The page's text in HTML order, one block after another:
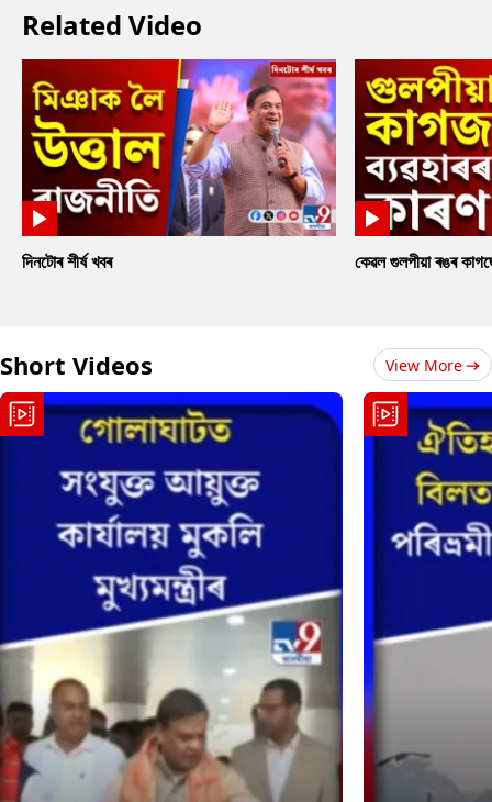
Related Video
দিনটোৰ শীৰ্ষ খবৰ কেৱল গুলপীয়া ৰঙৰ
Short Videos View More